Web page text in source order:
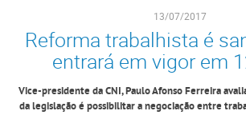
13/07/2017
Reforma trabalhista é
entrará em vigor em
Vice-presidente da CNI, Paulo Afonso Ferreira
da legislação é possibilitar a negociação entre